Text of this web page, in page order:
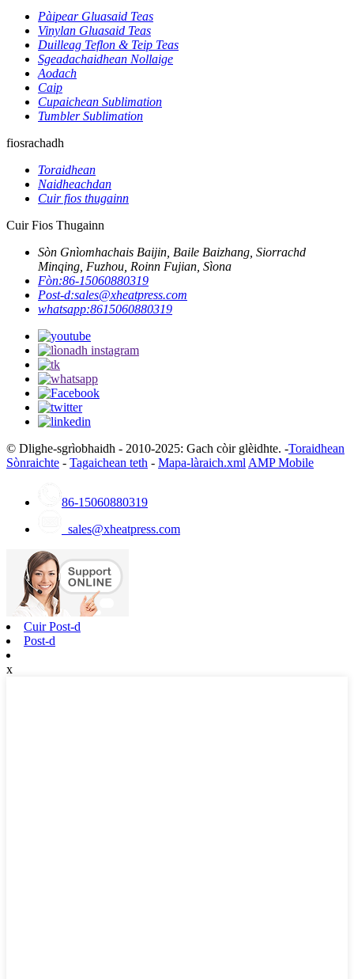
Pàipear Gluasaid Teas
Vinylan Gluasaid Teas
Duilleag Teflon & Teip Teas
Sgeadachaidhean Nollaige
Aodach
Caip
Cupaichean Sublimation
Tumbler Sublimation
fiosrachadh
Toraidhean
Naidheachdan
Cuir fios thugainn
Cuir Fios Thugainn
Sòn Gnìomhachais Baijin, Baile Baizhang, Siorrachd
Minqing, Fuzhou, Roinn Fujian, Sìona
Fòn:86-15060880319
Post-d:sales@xheatpress.com
whatsapp:8615060880319
© Dlighe-sgrìobhaidh - 2010-2025: Gach còir glèidhte. -Toraidhean
Sònraichte - Tagaichean teth - Mapa-làraich.xml AMP Mobile
86-15060880319
sales@xheatpress.com
Cuir Post-d
Post-d
x